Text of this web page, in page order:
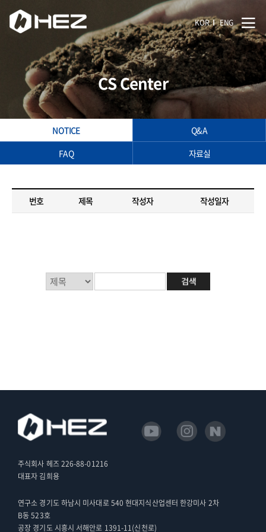
KOR ENG
CS Center
NOTICE
Q&A
FAQ
자료실
번호 제목 작성자 작성일자
주식회사 헤즈 226-88-01216
대표자 김희용
연구소 경기도 하남시 미사대로 540 현대지식산업센터 한강미사 2차
B동 523호
공장 경기도 시흥시 서해안로 1391-11(신천로)